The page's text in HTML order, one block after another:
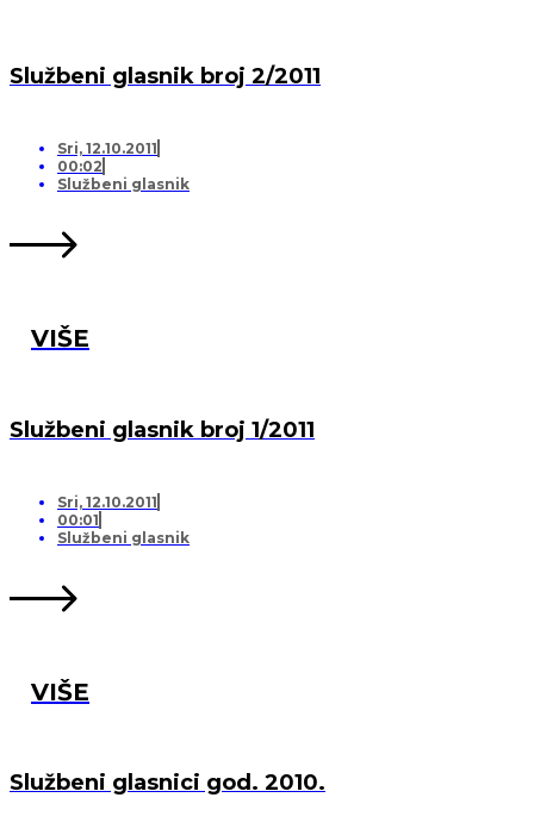
Službeni glasnik broj 2/2011
Sri, 12.10.2011
00:02
Službeni glasnik
VIŠE
Službeni glasnik broj 1/2011
Sri, 12.10.2011
00:01
Službeni glasnik
VIŠE
Službeni glasnici god. 2010.